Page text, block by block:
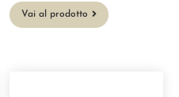
Vai al prodotto